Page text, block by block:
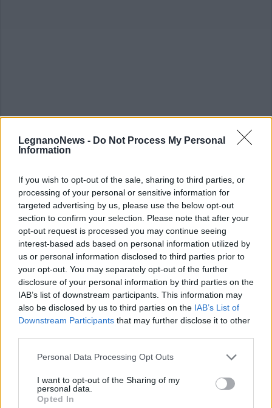
LegnanoNews - Do Not Process My Personal
Information
If you wish to opt-out of the sale, sharing to third parties, or
processing of your personal or sensitive information for
targeted advertising by us, please use the below opt-out
section to confirm your selection. Please note that after your
opt-out request is processed you may continue seeing
interest-based ads based on personal information utilized by
us or personal information disclosed to third parties prior to
your opt-out. You may separately opt-out of the further
disclosure of your personal information by third parties on the
IAB’s list of downstream participants. This information may
also be disclosed by us to third parties on the IAB’s List of
Downstream Participants that may further disclose it to other
Personal Data Processing Opt Outs
I want to opt-out of the Sharing of my
personal data.
Opted In
MALTEMPO
Temporali e vento, allerta gialla